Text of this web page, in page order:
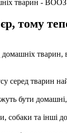
тварин - ВООЗ
тому
тварин
бути домашні,
собаки та інші